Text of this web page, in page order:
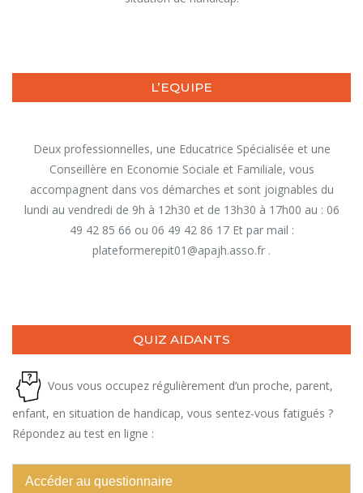
L’EQUIPE
Deux professionnelles, une Educatrice Spécialisée et une
Conseillère en Economie Sociale et Familiale, vous
accompagnent dans vos démarches et sont joignables du
lundi au vendredi de 9h à 12h30 et de 13h30 à 17h00 au : 06
49 42 85 66 ou 06 49 42 86 17 Et par mail :
plateformerepit01@apajh.asso.fr .
QUIZ AIDANTS
Vous vous occupez régulièrement d’un proche, parent,
enfant, en situation de handicap, vous sentez-vous fatigués ?
Répondez au test en ligne :
Accéder au questionnaire